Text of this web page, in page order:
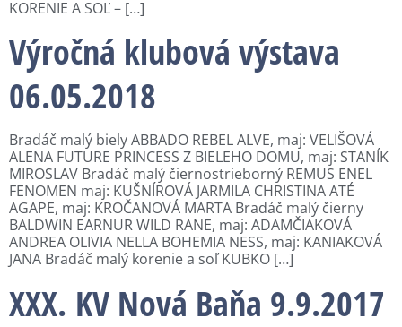
KORENIE A SOĽ – […]
Výročná klubová výstava
06.05.2018
Bradáč malý biely ABBADO REBEL ALVE, maj: VELIŠOVÁ
ALENA FUTURE PRINCESS Z BIELEHO DOMU, maj: STANÍK
MIROSLAV Bradáč malý čiernostrieborný REMUS ENEL
FENOMEN maj: KUŠNÍROVÁ JARMILA CHRISTINA ATÉ
AGAPE, maj: KROČANOVÁ MARTA Bradáč malý čierny
BALDWIN EARNUR WILD RANE, maj: ADAMČIAKOVÁ
ANDREA OLIVIA NELLA BOHEMIA NESS, maj: KANIAKOVÁ
JANA Bradáč malý korenie a soľ KUBKO […]
XXX. KV Nová Baňa 9.9.2017